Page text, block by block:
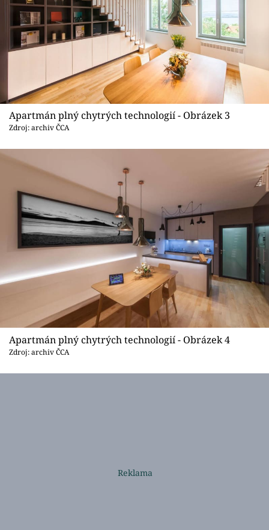
Apartmán plný chytrých technologií - Obrázek 3
Zdroj: archiv ČCA
Apartmán plný chytrých technologií - Obrázek 4
Zdroj: archiv ČCA